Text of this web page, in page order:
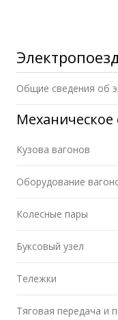
Общие сведения об
Кузова вагонов
Оборудование
Колесные пары
Буксовый узел
Тележки
Тяговая передача и